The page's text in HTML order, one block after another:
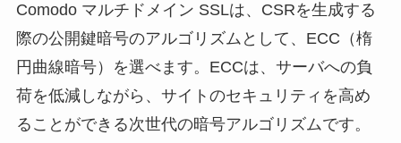
Comodo マルチドメイン SSLは、CSRを生成する
際の公開鍵暗号のアルゴリズムとして、ECC（楕
円曲線暗号）を選べます。ECCは、サーバへの負
荷を低減しながら、サイトのセキュリティを高め
ることができる次世代の暗号アルゴリズムです。